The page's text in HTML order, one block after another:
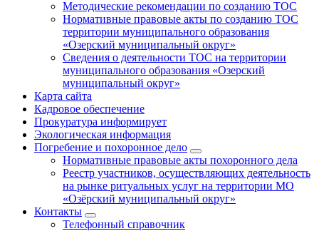
Методические рекомендации по созданию ТОС
Нормативные правовые акты по созданию ТОС
территории муниципального образования
«Озерский муниципальный округ»
Сведения о деятельности ТОС на территории
муниципального образования «Озерский
муниципальный округ»
Карта сайта
Кадровое обеспечение
Прокуратура информирует
Экологическая информация
Погребение и похоронное дело
Нормативные правовые акты похоронного дела
Реестр участников, осуществляющих деятельность
на рынке ритуальных услуг на территории МО
«Озёрский муниципальный округ»
Контакты
Телефонный справочник